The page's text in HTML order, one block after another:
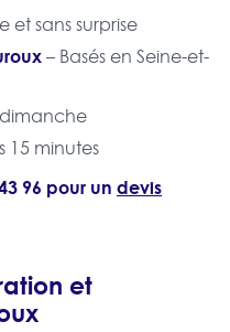
et sans surprise
– Basés en Seine-et-
15 minutes
96 pour un devis
et